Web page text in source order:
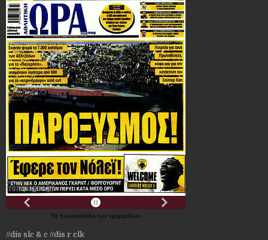
Τα πρωτοσέλιδα των εφημερίδων
//dis slc & c //dis r clk